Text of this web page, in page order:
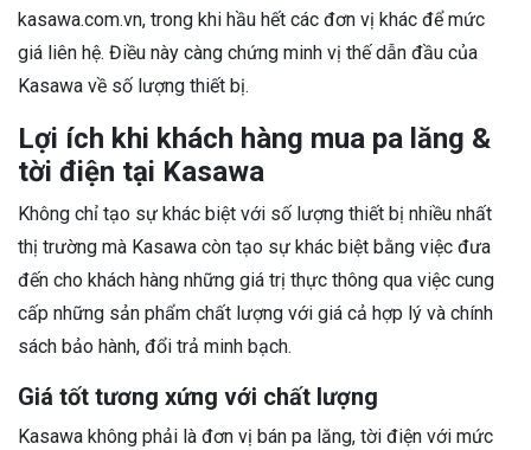
kasawa.com.vn, trong khi hầu hết các đơn vị khác để mức
giá liên hệ. Điều này càng chứng minh vị thế dẫn đầu của
Kasawa về số lượng thiết bị.
Lợi ích khi khách hàng mua pa lăng &
tời điện tại Kasawa
Không chỉ tạo sự khác biệt với số lượng thiết bị nhiều nhất
thị trường mà Kasawa còn tạo sự khác biệt bằng việc đưa
đến cho khách hàng những giá trị thực thông qua việc cung
cấp những sản phẩm chất lượng với giá cả hợp lý và chính
sách bảo hành, đổi trả minh bạch.
Giá tốt tương xứng với chất lượng
Kasawa không phải là đơn vị bán pa lăng, tời điện với mức